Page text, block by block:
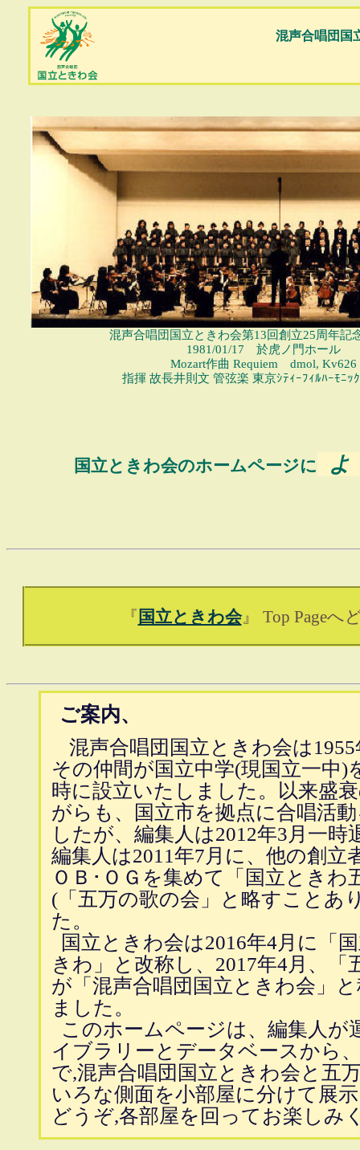
混声合唱団国
混声合唱団国立ときわ会第13回創立25周年記
1981/01/17 於虎ノ門ホール
Mozart作曲 Requiem dmol, Kv626
指揮 故長井則文 管弦楽 東京ｼﾃｨｰﾌｨﾙﾊｰﾓﾆｯ
国立ときわ会のホームページに よ
『 国立ときわ会』 Top Pageへ
ご案内、
混声合唱団国立ときわ会は
その仲間が国立中学(現国立一中)
時に設立いたしました。以来盛
がらも、国立市を拠点に合唱活
したが、編集人は2012年3月一時
編集人は2011年7月に、他の創立
ＯＢ･ＯＧを集めて「国立ときわ
(「五万の歌の会」と略すことあ
た。
国立ときわ会は2016年4月に「
きわ」と改称し、2017年4月、「
が「混声合唱団国立ときわ会」
ました。
このホームページは、編集人が
イブラリーとデータベースから
で,混声合唱団国立ときわ会と五
いろな側面を小部屋に分けて展
どうぞ,各部屋を回ってお楽しみ